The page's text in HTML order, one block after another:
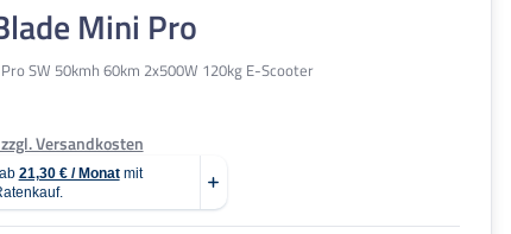
Mini Pro
SW 50kmh 60km 2x500W 120kg E-Scooter
Versandkosten